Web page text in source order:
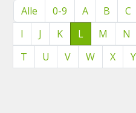
Alle 0-9 A B C
I
J K L M N
T
U V W X Y